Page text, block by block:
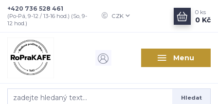
Menu
CZK
Hledat
+420 736 528 461
(Po-Pá, 9-12 / 13-16 hod.) (So, 9-
12 hod.)
0 ks
0 Kč